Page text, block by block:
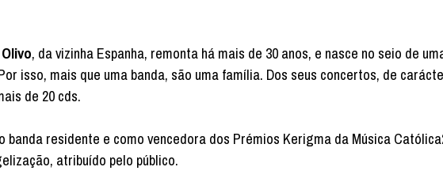
, da vizinha Espanha, remonta há mais de 30 anos, e nasce no seio de
isso, mais que uma banda, são uma família. Dos seus concertos, de
de 20 cds.
residente e como vencedora dos Prémios Kerigma da Música
atribuído pelo público.